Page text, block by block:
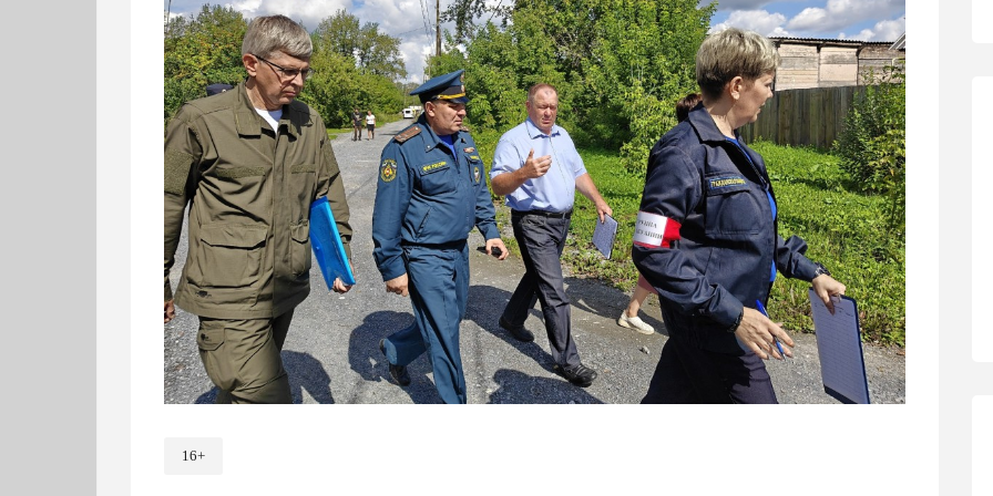
По легенде, из‑за резкого паводка произошло подтопление жилых домов на улицах
16+